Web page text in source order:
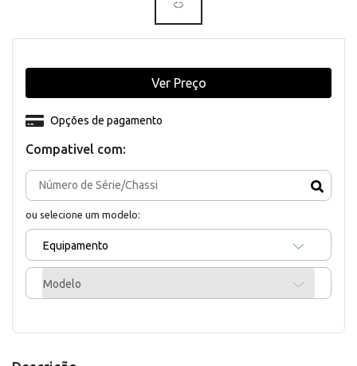
Compativel com:
ou selecione um modelo:
Equipamento
Modelo
Opções de pagamento
Ver Preço